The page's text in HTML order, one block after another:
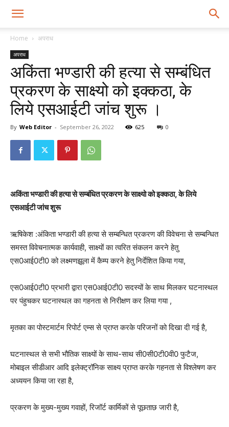
Home अपराध
अपराध
अकिंता भण्डारी की हत्या से सम्बंधित
प्रकरण के साक्ष्यो को इक्कठा, के
लिये एसआईटी जांच शुरू ।
By Web Editor - September 26, 2022 625 0
अकिंता भण्डारी की हत्या से सम्बंधित प्रकरण के साक्ष्यो को इक्कठा, के लिये
एसआईटी जांच शुरू
ऋषिकेश :अंकिता भण्डारी की हत्या से सम्बन्धित प्रकरण की विवेचना से सम्बन्धित
समस्त विवेचनात्मक कार्यवाही, साक्ष्यों का त्वरित संकलन करने हेतु
एस0आई0टी0 को लक्ष्मणझूला में कैम्प करने हेतु निर्देशित किया गया,
एस0आई0टी0 प्रभारी द्वारा एस0आई0टी0 सदस्यों के साथ मिलकर घटनास्थल
पर पंहुचकर घटनास्थल का गहनता से निरीक्षण कर लिया गया ,
मृतका का पोस्टमार्टम रिपोर्ट एम्स से प्राप्त करके परिजनों को दिखा दी गई है,
घटनास्थल से सभी भौतिक साक्ष्यों के साथ-साथ सी0सी0टी0वी0 फुटैज,
मोबाइल सीडीआर आदि इलेक्ट्रॉनिक साक्ष्य प्राप्त करके गहनता से विश्लेषण कर
अध्ययन किया जा रहा है,
प्रकरण के मुख्य-मुख्य गवाहों, रिजॉर्ट कार्मिकों से पूछताछ जारी है,